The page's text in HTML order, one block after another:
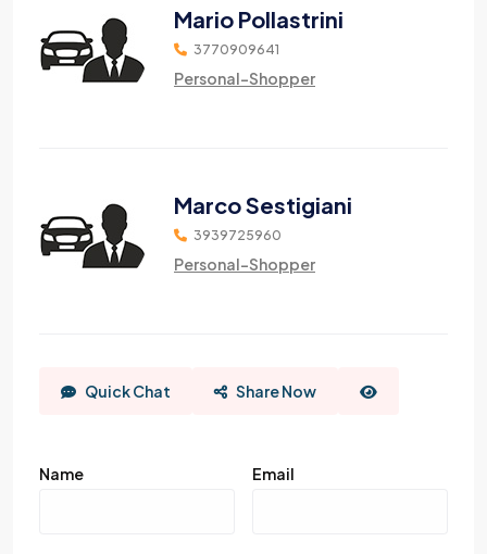
Mario Pollastrini
3770909641
Personal-Shopper
Marco Sestigiani
3939725960
Personal-Shopper
Quick Chat Share Now
Name Email